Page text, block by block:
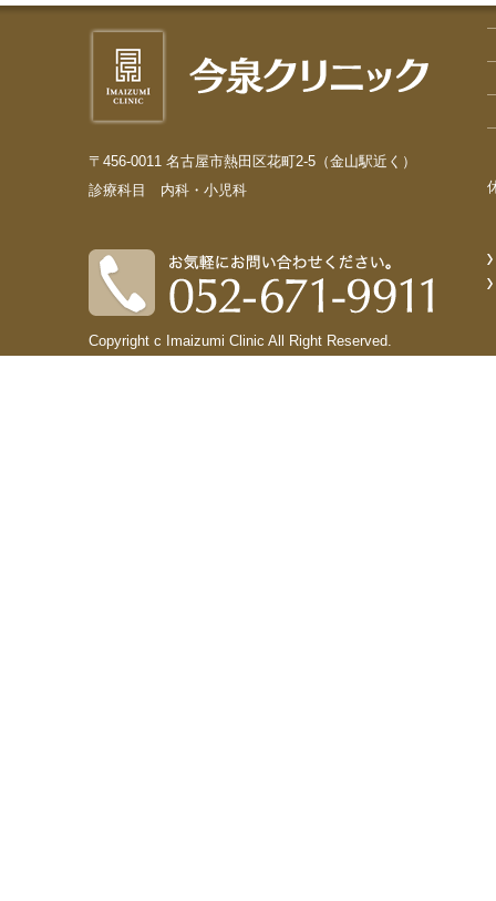
〒456-0011 名古屋市熱田区花町2-5（金山駅近く）
診療科目 内科・小児科
Copyright c Imaizumi Clinic All Right Reserved.